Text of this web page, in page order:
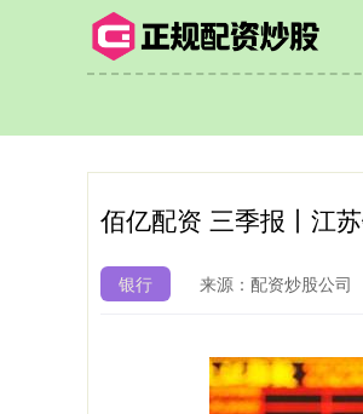
佰亿配资 三季报丨江
银行 来源：配资炒股公司